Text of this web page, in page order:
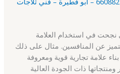
نجحت في استخدام العلامة
عن المنافسين. مثال على ذلك
علامة تجارية قوية ومعروفة
ذات الجودة العالية